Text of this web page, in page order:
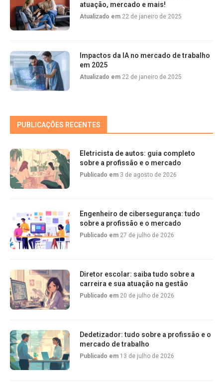
atuação, mercado e mais!
Atualizado em 22 de janeiro de 2025
Impactos da IA no mercado de trabalho
em 2025
Atualizado em 22 de janeiro de 2025
PUBLICAÇÕES RECENTES
Eletricista de autos: guia completo
sobre a profissão e o mercado
Publicado em 3 de agosto de 2026
Engenheiro de cibersegurança: tudo
sobre a profissão e o mercado
Publicado em 27 de julho de 2026
Diretor escolar: saiba tudo sobre a
carreira e sua atuação na gestão
Publicado em 20 de julho de 2026
Dedetizador: tudo sobre a profissão e o
mercado de trabalho
Publicado em 13 de julho de 2026